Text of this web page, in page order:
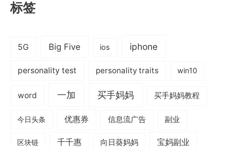
离
标签
5G Big Five ios iphone
personality test personality traits win10
word 一加 买手妈妈 买手妈妈教程
今日头条 优惠券 信息流广告 副业
区块链 千千惠 向日葵妈妈 宝妈副业